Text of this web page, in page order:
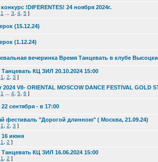
!DIFERENTES! 24 ноября 2024г.
1 3 4 5 ]
(15.12.24)
(1.12.24)
вечеринка Время Танцевать в клубе
КЦ ЗИЛ 20.10.2024 15:00
1 2 3 ]
VII- ORIENTAL MOSCOW DANCE FESTIVAL GOLD
1 4 5 6 ]
22 сентября - в 17:00
фестиваль "Дорогой длинною" ( Москва, 21.09.24)
1 2 3 ]
16 июня
1 2 ]
КЦ ЗИЛ 16.06.2024 15:00
1 2 ]